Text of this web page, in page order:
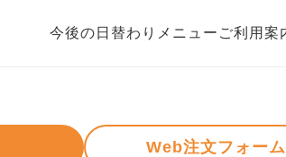
今後の日替わりメニュー ご利用案
Web注文フォー